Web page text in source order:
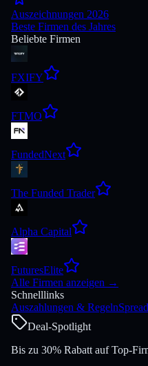
Auszeichnungen 2026
Beste Firmen des Jahres
Beliebte Firmen
FXIFY
FTMO
FundedNext
The Funded Trader
Alpha Capital
FuturesElite
Alle Firmen anzeigen →
Schnelllinks
Auszahlungen & Regeln
Deal-Spotlight
Bis zu 30% Rabatt auf Top-